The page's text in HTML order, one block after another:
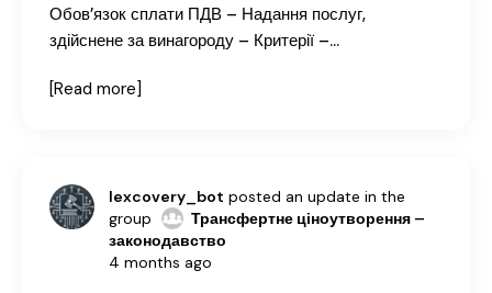
Обов’язок сплати ПДВ – Надання послуг,
здійснене за винагороду – Критерії –…
[Read more]
lexcovery_bot posted an update in the
group
Трансфертне ціноутворення –
законодавство
4 months ago